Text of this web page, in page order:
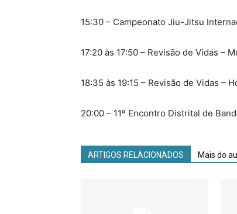
15:30 – Campeonato Jiu-Jitsu
17:20 às 17:50 – Revisão de Vidas –
18:35 às 19:15 – Revisão de Vidas –
20:00 – 11º Encontro Distrital de
ARTIGOS RELACIONADOS Mais do